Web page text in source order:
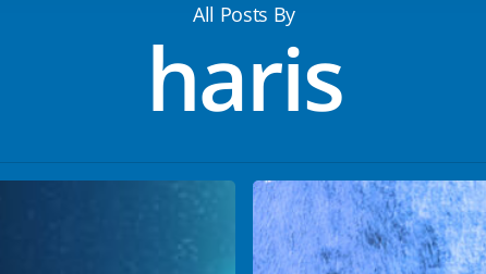
All Posts By
haris
Η
τεχνολογία
στην